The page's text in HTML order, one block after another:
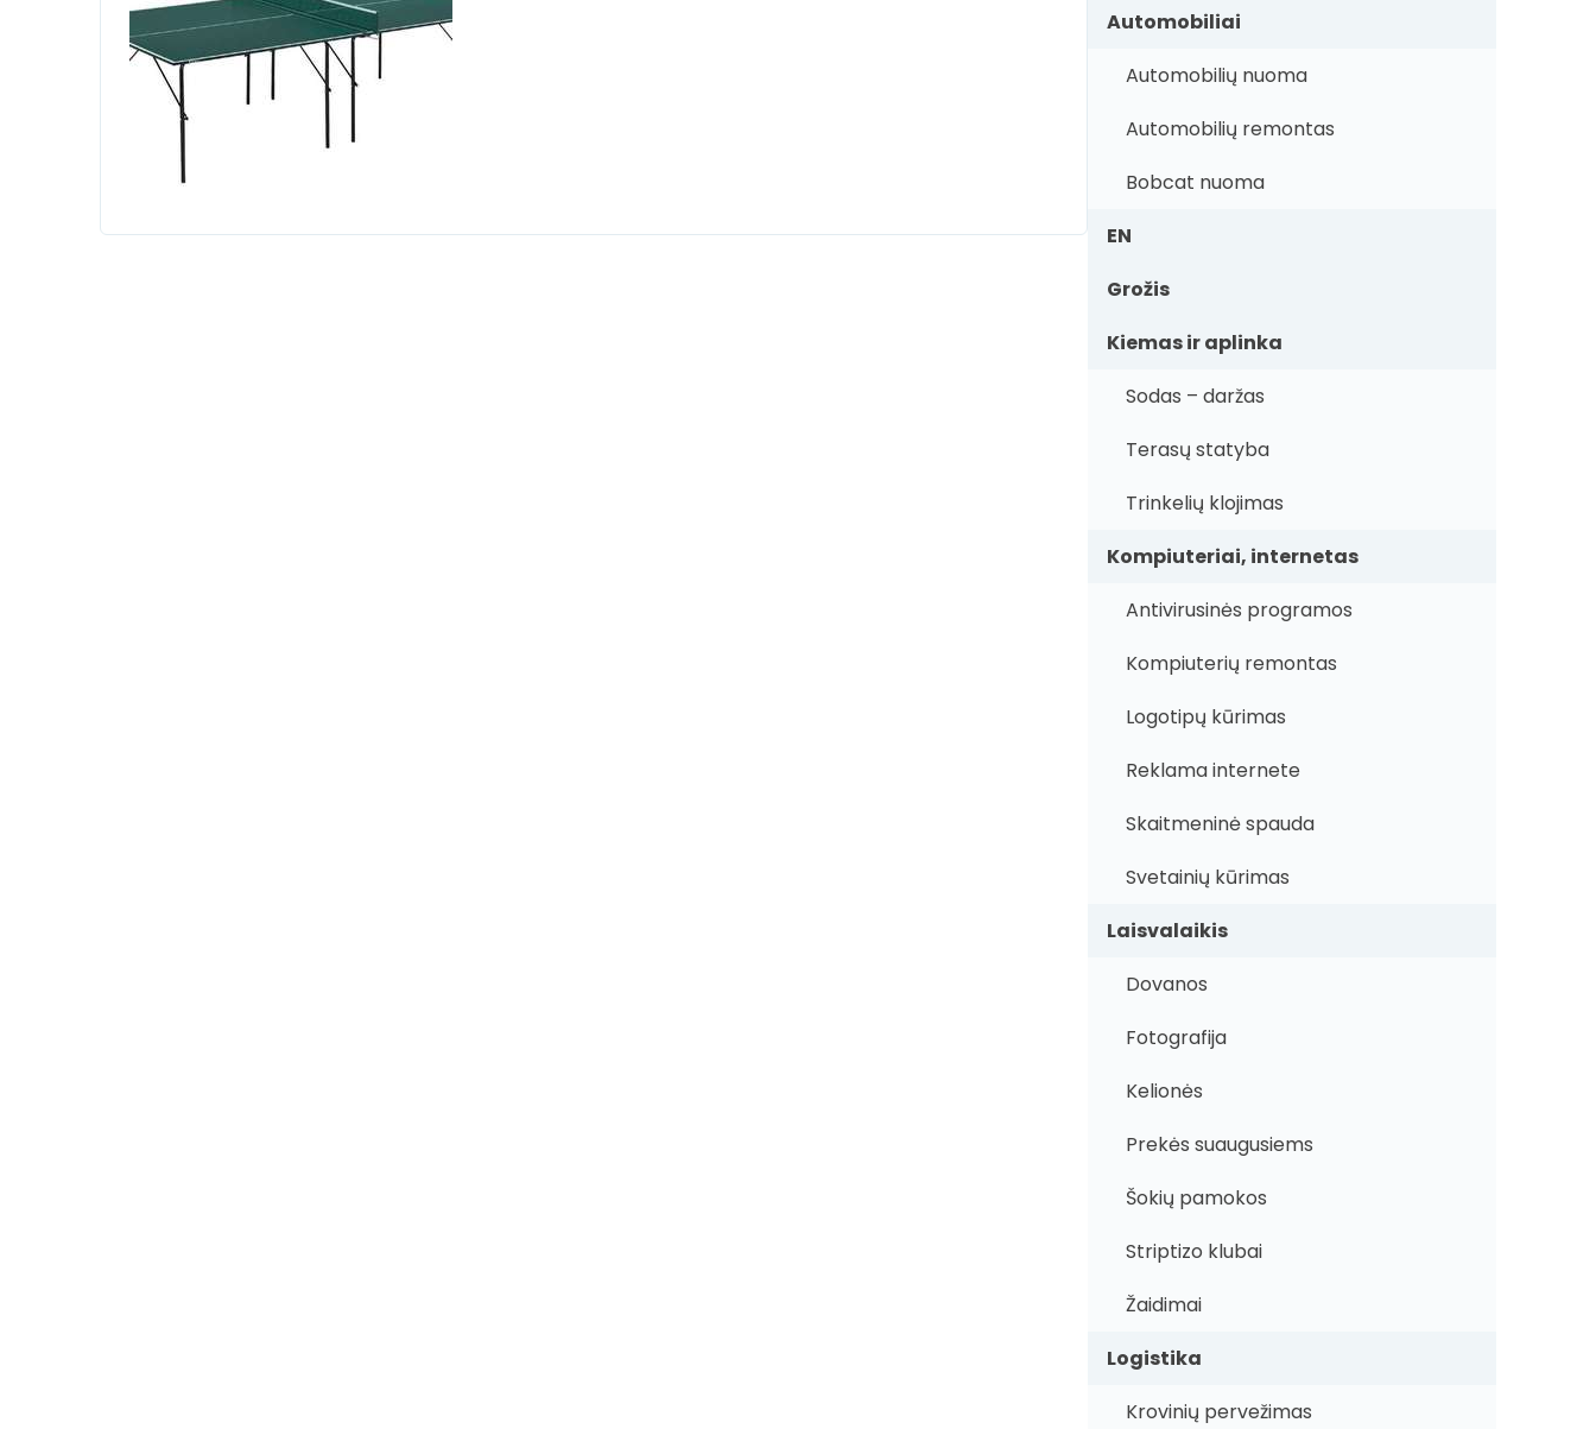
Automobiliai
Automobilių nuoma
Automobilių remontas
Bobcat nuoma
EN
Grožis
Kiemas ir aplinka
Sodas – daržas
Terasų statyba
Trinkelių klojimas
Kompiuteriai, internetas
Antivirusinės programos
Kompiuterių remontas
Logotipų kūrimas
Reklama internete
Skaitmeninė spauda
Svetainių kūrimas
Laisvalaikis
Dovanos
Fotografija
Kelionės
Prekės suaugusiems
Šokių pamokos
Striptizo klubai
Žaidimai
Logistika
Krovinių pervežimas